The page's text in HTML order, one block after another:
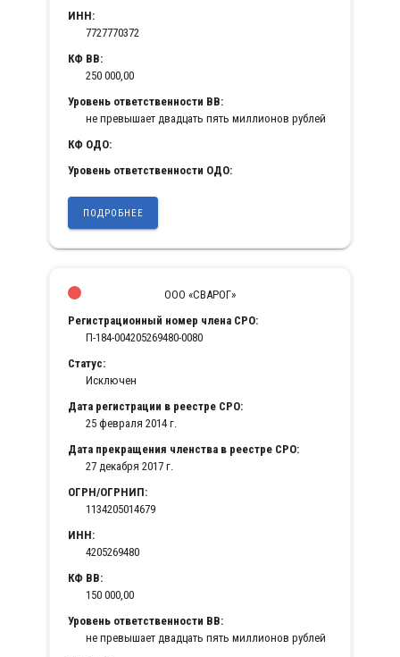
ИНН:
7727770372
КФ ВВ:
250 000,00
Уровень ответственности ВВ:
не превышает двадцать пять миллионов рублей
КФ ОДО:
Уровень ответственности ОДО:
ПОДРОБНЕЕ
ООО «СВАРОГ»
Регистрационный номер члена СРО:
П-184-004205269480-0080
Статус:
Исключен
Дата регистрации в реестре СРО:
25 февраля 2014 г.
Дата прекращения членства в реестре СРО:
27 декабря 2017 г.
ОГРН/ОГРНИП:
1134205014679
ИНН:
4205269480
КФ ВВ:
150 000,00
Уровень ответственности ВВ:
не превышает двадцать пять миллионов рублей